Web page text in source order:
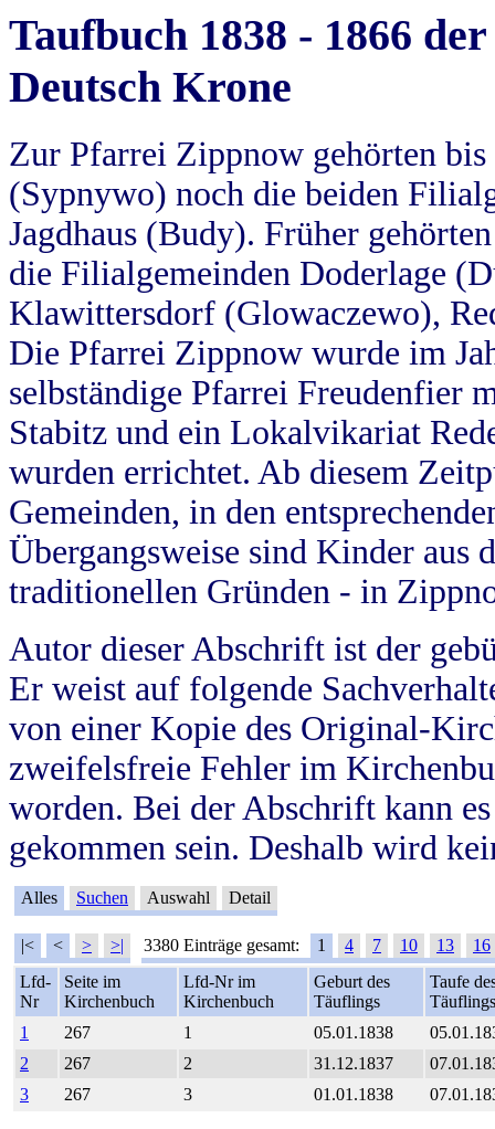
Taufbuch 1838 - 1866
Deutsch Krone
Zur Pfarrei Zippnow gehörten
(Sypnywo) noch die beiden
Jagdhaus (Budy). Früher
die Filialgemeinden Doderlage
Klawittersdorf (Glowaczewo),
Die Pfarrei Zippnow wurde im
selbständige Pfarrei Freudenfier
Stabitz und ein Lokalvikariat
wurden errichtet. Ab diesem
Gemeinden, in den
Übergangsweise sind Kinder aus
traditionellen Gründen - in
Autor dieser Abschrift ist der
Er weist auf folgende
von einer Kopie des Original-
zweifelsfreie Fehler im
worden. Bei der Abschrift kann
gekommen sein. Deshalb wird
Alles Suchen Auswahl Detail
|< < > >| 3380 Einträge gesamt: 1 4 7 10 13
16
Lfd-
Nr
Seite im
Kirchenbuch
Lfd-Nr im
Kirchenbuch
Geburt des
Täuflings
Taufe
Täuflings
1
267 1 05.01.1838
2
267 2 31.12.1837
3
267 3 01.01.1838